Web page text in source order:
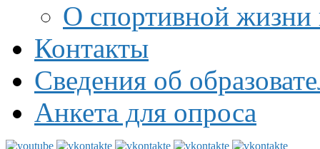
О спортивной жизни
Контакты
Сведения об
Анкета для опроса